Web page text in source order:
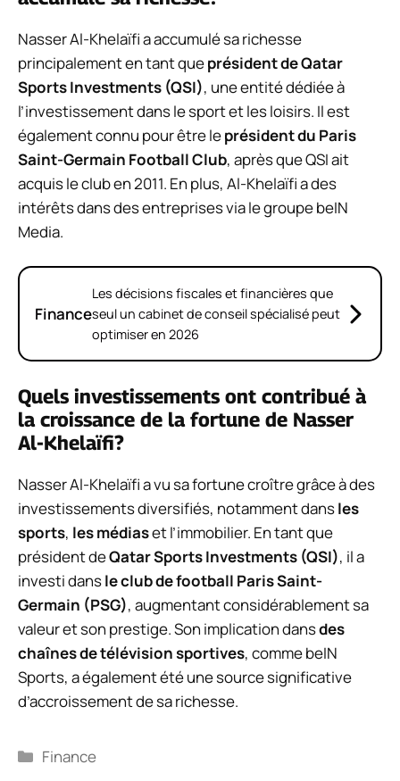
Nasser Al-Khelaïfi a accumulé sa richesse
principalement en tant queprésident de Qatar
Sports Investments (QSI), une entité dédiée à
l’investissement dans le sport et les loisirs. Il est
également connu pour être leprésident du Paris
Saint-Germain Football Club, après que QSI ait
acquis le club en 2011. En plus, Al-Khelaïfi a des
intérêts dans des entreprises via le groupe beIN
Media.
Finance
Les décisions fiscales et financières que
seul un cabinet de conseil spécialisé peut
optimiser en 2026
Quels investissements ont contribué à
la croissance de la fortune de Nasser
Al-Khelaïfi?
Nasser Al-Khelaïfi a vu sa fortune croître grâce à des
investissements diversifiés, notamment dansles
sports, les médiaset l’immobilier. En tant que
président deQatar Sports Investments (QSI), il a
investi dansle club de football Paris Saint-
Germain (PSG), augmentant considérablement sa
valeur et son prestige. Son implication dansdes
chaînes de télévision sportives, comme beIN
Sports, a également été une source significative
d’accroissement de sa richesse.
Catégories
Finance